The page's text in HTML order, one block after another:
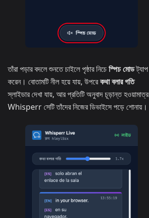
তাঁরা পড়ার বদলে শুনতে চাইলে পৃষ্ঠার নিচেস্পিচ মোডট্যাপ
করেন। বোতামটি নীল হয়ে যায়, উপরেকথা বলার গতি
স্লাইডার দেখা যায়, আর প্রতিটি অনুবাদ চূড়ান্ত হওয়ামাত্র
Whisperr সেটি তাঁদের নিজের ডিভাইসে পড়ে শোনায়।